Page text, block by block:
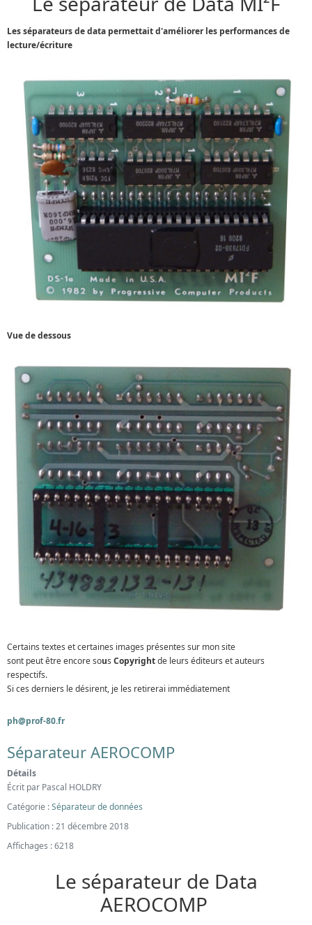
Les séparateurs de data permettait d'améliorer les performances de
lecture/écriture
Vue de dessous
Certains textes et certaines images présentes sur mon site
sont peut être encore sous Copyrightde leurs éditeurs et auteurs
respectifs.
Si ces derniers le désirent, je les retirerai immédiatement
ph@prof-80.fr
Séparateur AEROCOMP
Détails
Écrit par Pascal HOLDRY
Catégorie :Séparateur de données
Publication : 21 décembre 2018
Affichages : 6218
Le séparateur de Data
AEROCOMP